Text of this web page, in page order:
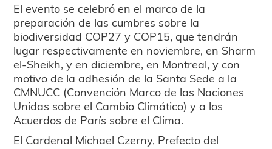
El evento se celebró en el marco de la
preparación de las cumbres sobre la
biodiversidad COP27 y COP15, que tendrán
lugar respectivamente en noviembre, en Sharm
el-Sheikh, y en diciembre, en Montreal, y con
motivo de la adhesión de la Santa Sede a la
CMNUCC (Convención Marco de las Naciones
Unidas sobre el Cambio Climático) y a los
Acuerdos de París sobre el Clima.
El Cardenal Michael Czerny, Prefecto del